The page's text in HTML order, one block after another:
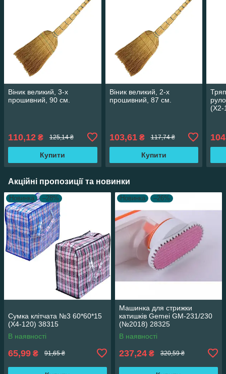
Віник великий, 3-х
прошивний, 90 см.
110,12 ₴ 125,14 ₴
Купити
Віник великий, 2-х
прошивний, 87 см.
103,61₴ 117,74 ₴
Купити
(Х2-
Акційні пропозиції та новинки
Новинка –28%
Сумка клітчата №3 60*60*15
(X4-120) 38315
В наявності
65,99 ₴ 91,65 ₴
Новинка –26%
Машинка для стрижки
катишків Gemei GM-231/230
(№2018) 28325
В наявності
237,24 ₴ 320,59 ₴